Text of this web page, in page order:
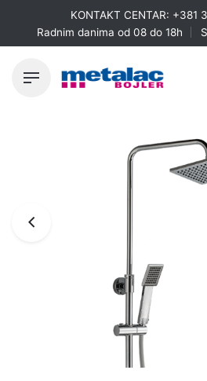
content
KONTAKT CENTAR: +381
Radnim danima od 08 do 18h